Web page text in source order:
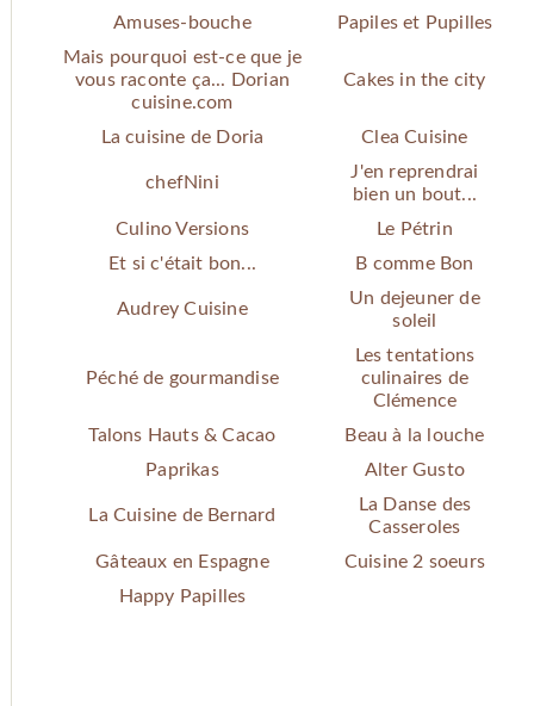
Amuses-bouche
Papiles et Pupilles
Mais pourquoi est-ce que je
vous raconte ça... Dorian
cuisine.com
Cakes in the city
La cuisine de Doria Clea Cuisine
chefNini
J'en reprendrai
bien un bout...
Culino Versions
Le Pétrin
Et si c'était bon...
B comme Bon
Audrey Cuisine
Un dejeuner de
soleil
Péché de gourmandise
Les tentations
culinaires de
Clémence
Talons Hauts & Cacao
Beau à la louche
Paprikas
Alter Gusto
La Cuisine de Bernard
La Danse des
Casseroles
Gâteaux en Espagne
Cuisine 2 soeurs
Happy Papilles